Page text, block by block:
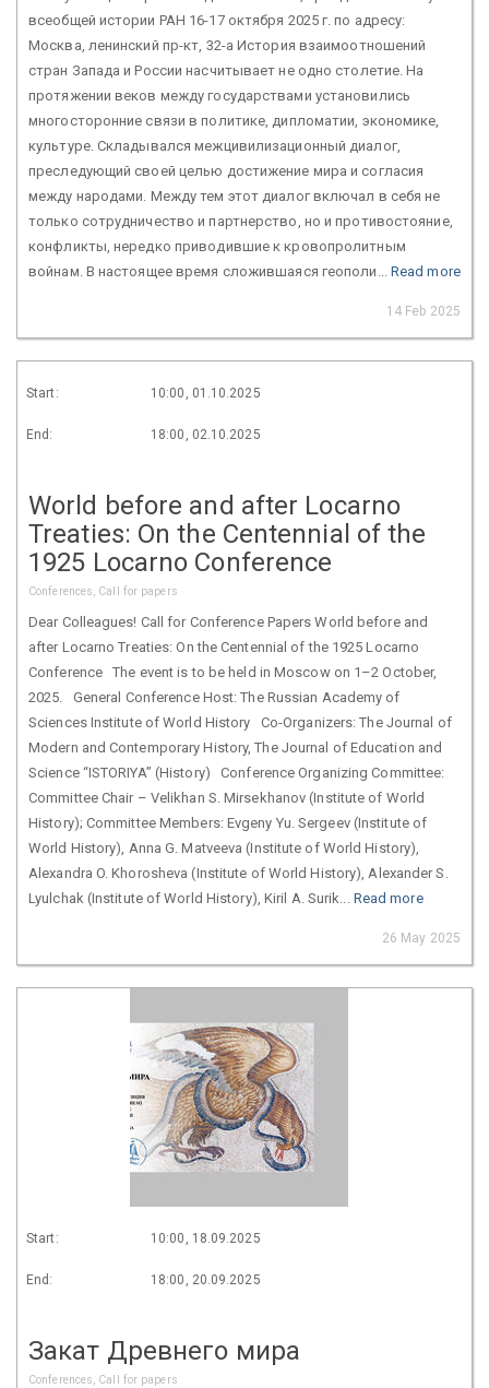
всеобщей истории РАН 16-17 октября 2025 г. по адресу:
Москва, ленинский пр-кт, 32-а История взаимоотношений
стран Запада и России насчитывает не одно столетие. На
протяжении веков между государствами установились
многосторонние связи в политике, дипломатии, экономике,
культуре. Складывался межцивилизационный диалог,
преследующий своей целью достижение мира и согласия
между народами. Между тем этот диалог включал в себя не
только сотрудничество и партнерство, но и противостояние,
конфликты, нередко приводившие к кровопролитным
войнам. В настоящее время сложившаяся геополи... Read more
14 Feb 2025
Start: 10:00, 01.10.2025
End: 18:00, 02.10.2025
World before and after Locarno
Treaties: On the Centennial of the
1925 Locarno Conference
Conferences, Call for papers
Dear Colleagues! Call for Conference Papers World before and
after Locarno Treaties: On the Centennial of the 1925 Locarno
Conference The event is to be held in Moscow on 1–2 October,
2025. General Conference Host: The Russian Academy of
Sciences Institute of World History Co-Organizers: The Journal of
Modern and Contemporary History, The Journal of Education and
Science “ISTORIYA” (History) Conference Organizing Committee:
Committee Chair – Velikhan S. Mirsekhanov (Institute of World
History); Committee Members: Evgeny Yu. Sergeev (Institute of
World History), Anna G. Matveeva (Institute of World History),
Alexandra O. Khorosheva (Institute of World History), Alexander S.
Lyulchak (Institute of World History), Kiril A. Surik... Read more
26 May 2025
Start: 10:00, 18.09.2025
End: 18:00, 20.09.2025
Закат Древнего мира
Conferences, Call for papers